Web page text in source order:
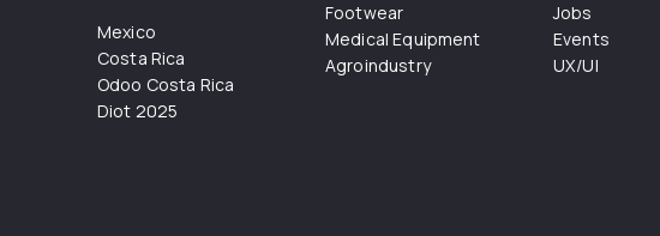
Mexico
Costa Rica
Odoo Costa Rica
Diot 2025
Footwear
Medical Equipment
Agroindustry
Jobs
Events
UX/UI